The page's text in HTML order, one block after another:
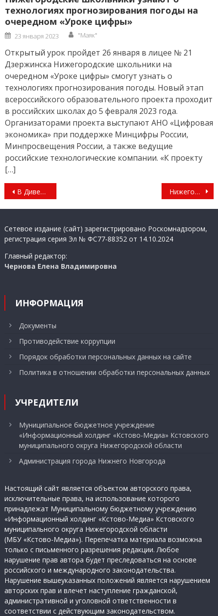
технологиях прогнозирования погоды на
очередном «Уроке цифры»
Posted
on
23 января 2023 Author
"Маяк"
Открытый урок пройдет 26 января в лицее № 21
Дзержинска Нижегородские школьники на
очередном «Уроке цифры» смогут узнать о
технологиях прогнозирования погоды. Новый этап
всероссийского образовательного проекта проходит
в российских школах до 5 февраля 2023 года.
Организаторами проекта выступают АНО «Цифровая
экономика» при поддержке Минцифры России,
Минпросвещения России, а также ведущие
российские технологические компании. «К проекту
[…]
Навигация
по
В Дивееве прошли торжественные мероприятия, посвященные Дню памяти преподобного Серафима Саровского Нижегородское правительство установило льготу по арендной плате за участки, находящиеся в собственности региона
Сетевое издание (сайт) зарегистрировано Роскомнадзором,
регистрация серия Эл № ФС77-88352 от 14.10.2024
Главный редактор:
Чернова Елена Владимировна
ИНФОРМАЦИЯ
Документы
Противодействие коррупции
Порядок обработки персональных данных на сайте
Политика в отношении обработки персональных данных
УЧРЕДИТЕЛИ
Муниципальное бюджетное учреждение
«Информационный холдинг «Кстово-Медиа» Кстовского
муниципального округа Нижегородской области
Администрация города Нижнего Новгорода
Настоящий сайт является объектом авторского права,
исключительные права, на использование которого
принадлежат Муниципальному бюджетному учреждению
«Информационный холдинг «Кстово-Медиа» Кстовского
муниципального округа Нижегородской области
(МБУ «Кстово-Медиа»). Перепечатка материала возможна
только с письменного разрешения редакции. Любое
нарушение прав автора будет преследоваться на основе
российского и международного законодательства.
Нарушение вышеуказанных положений является нарушением
авторских прав и влечет наступление гражданской,
административной и уголовной ответственности в
соответствии с действующим законодательством.